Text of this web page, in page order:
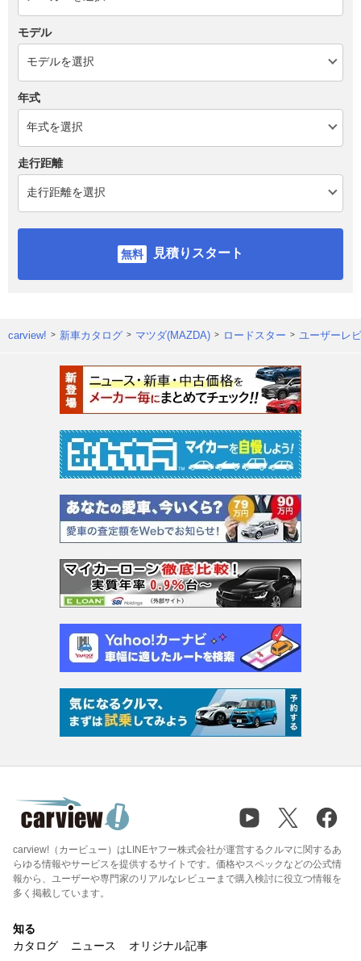
モデル
年式
走行距離
見積りスタート
carview! 新車カタログ マツダ(MAZDA) ロードスター ユーザーレ
carview!（カービュー）はLINEヤフー株式会社が運営するクルマに関するあ
らゆる情報やサービスを提供するサイトです。価格やスペックなどの公式情
報から、ユーザーや専門家のリアルなレビューまで購入検討に役立つ情報を
多く掲載しています。
知る
カタログ
ニュース オリジナル記事